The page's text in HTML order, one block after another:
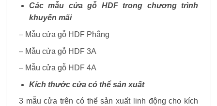
Các mẫu cửa gỗ HDF trong chương trình
khuyến mãi
– Mẫu cửa gỗ HDF Phẳng
– Mẫu cửa gỗ HDF 3A
– Mẫu cửa gỗ HDF 4A
Kích thước cửa có thể sản xuất
3 mẫu cửa trên có thể sản xuất linh động cho kích